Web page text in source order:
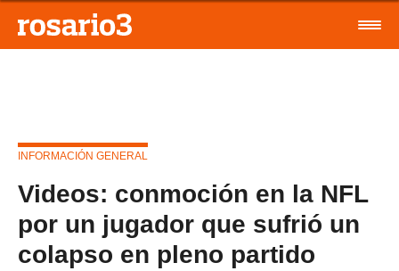
INFORMACIÓN GENERAL
Videos: conmoción en la NFL
por un jugador que sufrió un
colapso en pleno partido